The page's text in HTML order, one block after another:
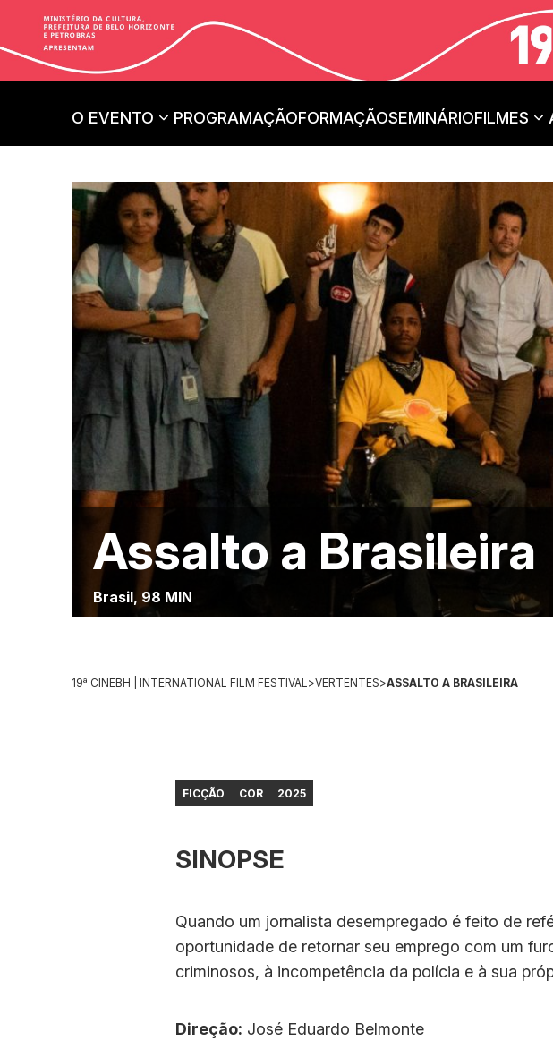
O EVENTO PROGRAMAÇÃOFORMAÇÃOSEMINÁRIOFILMES
Assalto a Brasileira
Brasil, 98 MIN
19ª CINEBH | INTERNATIONAL FILM FESTIVAL >VERTENTES>ASSALTO A BRASILEIRA
FICÇÃO COR 2025
SINOPSE
Quando um jornalista desempregado é feito de
oportunidade de retornar seu emprego com um
criminosos, à incompetência da polícia e à sua
Direção: José Eduardo Belmonte